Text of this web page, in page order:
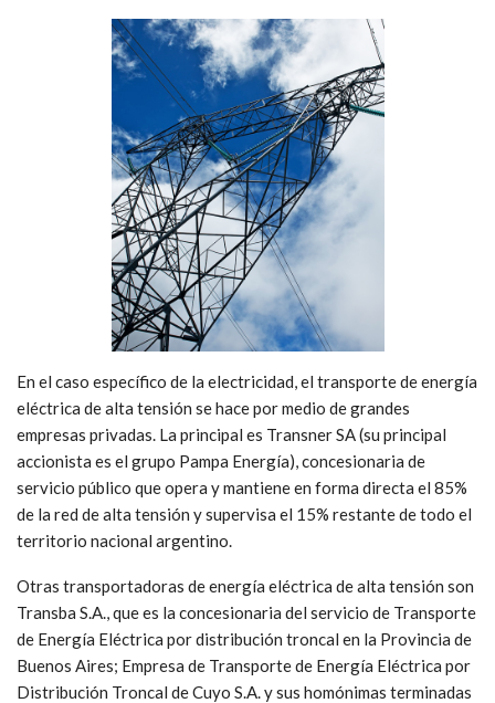
En el caso específico de la electricidad, el transporte de energía
eléctrica de alta tensión se hace por medio de grandes
empresas privadas. La principal es Transner SA (su principal
accionista es el grupo Pampa Energía), concesionaria de
servicio público que opera y mantiene en forma directa el 85%
de la red de alta tensión y supervisa el 15% restante de todo el
territorio nacional argentino.
Otras transportadoras de energía eléctrica de alta tensión son
Transba S.A., que es la concesionaria del servicio de Transporte
de Energía Eléctrica por distribución troncal en la Provincia de
Buenos Aires; Empresa de Transporte de Energía Eléctrica por
Distribución Troncal de Cuyo S.A. y sus homónimas terminadas